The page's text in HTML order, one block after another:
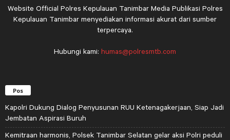
Website Official Polres Kepulauan Tanimbar Media Publikasi Polres
Kepulauan Tanimbar menyediakan informasi akurat dari sumber
terpercaya.
Hubungi kami: humas@polresmtb.com
Pos
Kapolri Dukung Dialog Penyusunan RUU Ketenagakerjaan, Siap Jadi
Jembatan Aspirasi Buruh
Kemitraan harmonis, Polsek Tanimbar Selatan gelar aksi Polri peduli